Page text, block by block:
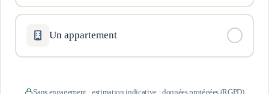
Un appartement
Sans engagement · estimation indicative · données protégées (RGPD)